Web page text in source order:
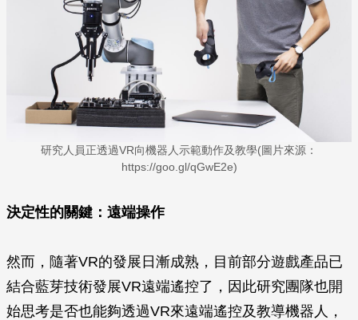
研究人員正透過VR向機器人示範動作及教學(圖片來源：
https://goo.gl/qGwE2e)
決定性的關鍵：遠端操作
然而，隨著VR的發展日漸成熟，目前部分遊戲產品已
結合藍芽技術發展VR遠端遙控了，因此研究團隊也開
始思考是否也能夠透過VR來遠端遙控及教導機器人，